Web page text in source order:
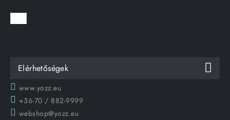
Elérhetőségek
www.yozz.eu
+36-70 / 882-9999
webshop@yozz.eu